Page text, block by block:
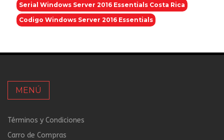
Serial Windows Server 2016 Essentials Costa Rica
Codigo Windows Server 2016 Essentials
MENÚ
Términos y Condiciones
Carro de Compras